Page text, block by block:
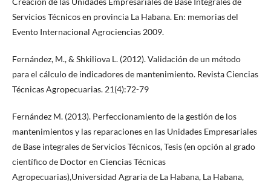
Servicios Técnicos en provincia La Habana. En: memorias del
Evento Internacional Agrociencias 2009.
Fernández, M., & Shkiliova L. (2012). Validación de un método
para el cálculo de indicadores de mantenimiento. Revista Ciencias
Técnicas Agropecuarias. 21(4):72-79
Fernández M. (2013). Perfeccionamiento de la gestión de los
mantenimientos y las reparaciones en las Unidades Empresariales
de Base integrales de Servicios Técnicos, Tesis (en opción al grado
científico de Doctor en Ciencias Técnicas
Agropecuarias),Universidad Agraria de La Habana, La Habana,